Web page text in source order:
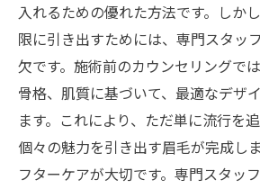
入れるための優れた方法です。しか
限に引き出すためには、専門スタッ
欠です。施術前のカウンセリングで
骨格、肌質に基づいて、最適なデザ
ます。これにより、ただ単に流行を
個々の魅力を引き出す眉毛が完成し
フターケアが大切です。専門スタッ